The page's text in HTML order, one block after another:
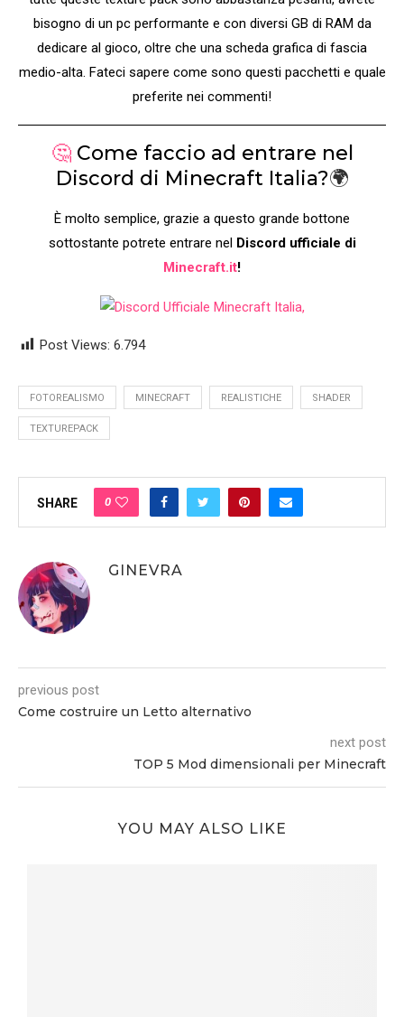
bisogno di un pc performante e con diversi GB di RAM da
dedicare al gioco, oltre che una scheda grafica di fascia
medio-alta. Fateci sapere come sono questi pacchetti e quale
preferite nei commenti!
🤔 Come faccio ad entrare nel
Discord di Minecraft Italia?🌍
È molto semplice, grazie a questo grande bottone
sottostante potrete entrare nel Discord ufficiale di
Minecraft.it!
Post Views: 6.794
FOTOREALISMO MINECRAFT REALISTICHE SHADER
TEXTUREPACK
SHARE 0
GINEVRA
previous post
Come costruire un Letto alternativo
next post
TOP 5 Mod dimensionali per Minecraft
YOU MAY ALSO LIKE